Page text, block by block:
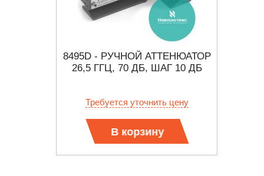
8495D - РУЧНОЙ АТТЕНЮАТОР
26,5 ГГЦ, 70 ДБ, ШАГ 10 ДБ
Требуется уточнить цену
В корзину